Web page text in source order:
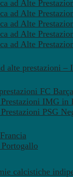
ad Alte
ad Alte
ad Alte
ad Alte
ad Alte
alte prestazioni –
FC
IMG in
PSG
calcistiche